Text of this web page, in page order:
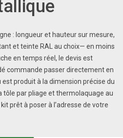
: longueur et hauteur sur mesure,
et teinte RAL au choix— en moins
en temps réel, le devis est
commande passer directement en
produit à la dimension précise du
tôle par pliage et thermolaquage au
prêt à poser à l’adresse de votre